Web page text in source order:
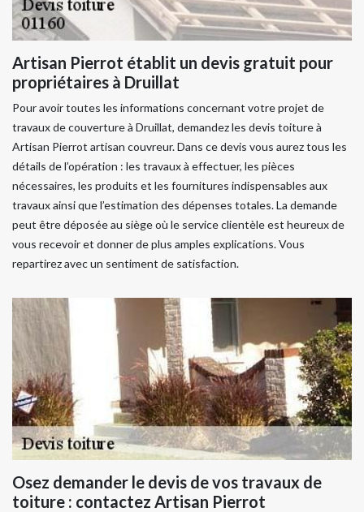
Artisan Pierrot établit un devis gratuit pour
propriétaires à Druillat
Pour avoir toutes les informations concernant votre projet de
travaux de couverture à Druillat, demandez les devis toiture à
Artisan Pierrot artisan couvreur. Dans ce devis vous aurez tous les
détails de l’opération : les travaux à effectuer, les pièces
nécessaires, les produits et les fournitures indispensables aux
travaux ainsi que l’estimation des dépenses totales. La demande
peut être déposée au siège où le service clientèle est heureux de
vous recevoir et donner de plus amples explications. Vous
repartirez avec un sentiment de satisfaction.
Osez demander le devis de vos travaux de
toiture : contactez Artisan Pierrot